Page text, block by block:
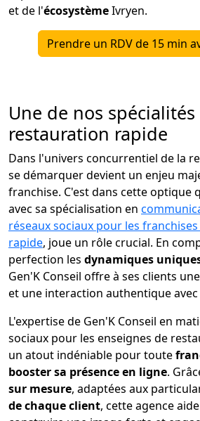
et de l'écosystèmeIvryen.
Prendre un RDV de 15 min
Une de nos spécialités
restauration rapide
Dans l'univers concurrentiel de la
se démarquer devient un enjeu
franchise. C'est dans cette optique
avec sa spécialisation en
réseaux sociaux pour les
rapide, joue un rôle crucial. En
perfection les dynamiques
Gen'K Conseil offre à ses clients
et une interaction authentique
L'expertise de Gen'K Conseil en
sociaux pour les enseignes de
un atout indéniable pour toute
booster sa présence en ligne.
sur mesure, adaptées aux
de chaque client, cette agence